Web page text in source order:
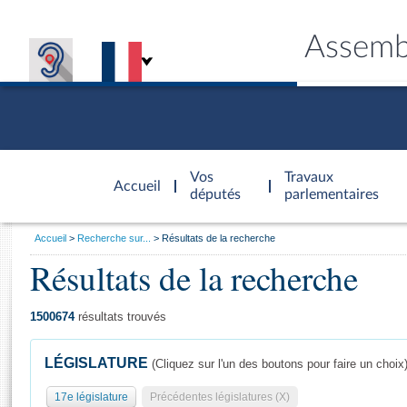
Accueil
d'accueil
Vos
députés
Travaux
parlementaires
Général
Vous
Accueil Recherche sur... Résultats de la recherche
Résultats de la recherche
1500674résultats trouvés
LÉGISLATURE (Cliquez sur l'un des boutons pour faire un choix)
17e législature Précédentes législatures (X)